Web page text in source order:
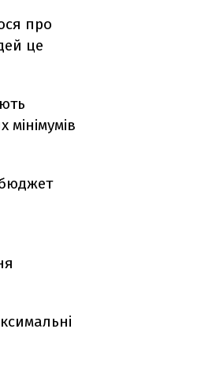
про
це